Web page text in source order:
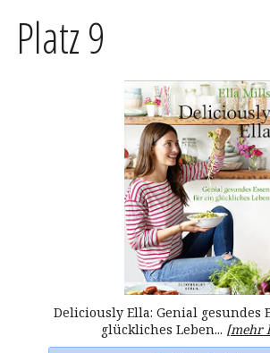
Platz 9
Deliciously Ella: Genial gesundes
glückliches Leben... [mehr